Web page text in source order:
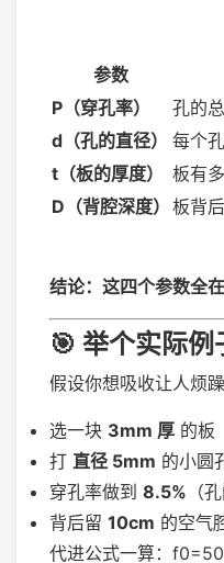
参数
P（穿孔率）
孔的
d（孔的直径）
每个
t（板的厚度）
板有
D（背腔深度） 板背
结论：这四个参数全
🎯 举个实际例
假设你想吸收让人烦
选一块 3mm 厚 的板
打 直径 5mm 的小圆
穿孔率做到 8.5% （
背后留 10cm 的空气
代进公式一算：